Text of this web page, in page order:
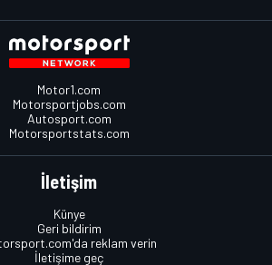
Motor1.com
Motorsportjobs.com
Autosport.com
Motorsportstats.com
İletişim
Künye
Geri bildirim
reklam verin
İletişime geç